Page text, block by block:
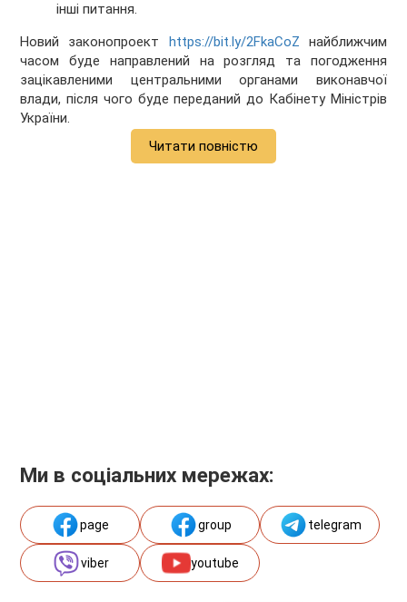
інші питання.
Новий законопроект https://bit.ly/2FkaCoZ найближчим
часом буде направлений на розгляд та погодження
зацікавленими центральними органами виконавчої
влади, після чого буде переданий до Кабінету Міністрів
України.
Читати повністю
Ми в соціальних мережах:
page group telegram
viber youtube